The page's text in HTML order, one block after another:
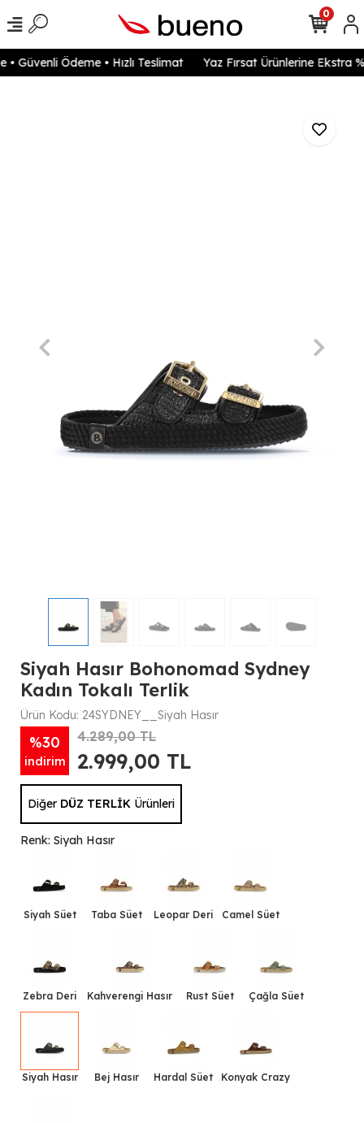
Güvenli Ödeme • Hızlı Teslimat Yaz Fırsat Ürünlerine Ekstra
0
Siyah Hasır Bohonomad Sydney
Kadın Tokalı Terlik
Ürün Kodu: 24SYDNEY__Siyah Hasır
%30
indirim
4.289,00 TL
2.999,00 TL
Diğer DÜZ TERLİK Ürünleri
Renk: Siyah Hasır
Siyah Süet Taba Süet Leopar Deri Camel Süet
Zebra Deri Kahverengi Hasır Rust Süet Çağla Süet
Siyah Hasır Bej Hasır Hardal Süet Konyak Crazy